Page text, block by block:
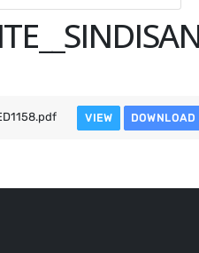
VIEW DOWNLOAD